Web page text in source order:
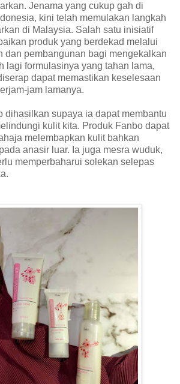
Jenama yang cukup gah di
kini telah memulakan langkah
di Malaysia. Salah satu inisiatif
produk yang berdekad melalui
dan pembangunan bagi mengekalkan
lagi formulasinya yang tahan lama,
dapat memastikan keselesaan
jam lamanya.
dihasilkan supaya ia dapat membantu
kulit kita. Produk Fanbo dapat
melembapkan kulit bahkan
anasir luar. Ia juga mesra wuduk,
memperbaharui solekan selepas